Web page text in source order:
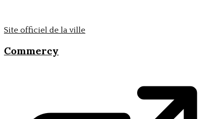
Site officiel de la ville
Commercy